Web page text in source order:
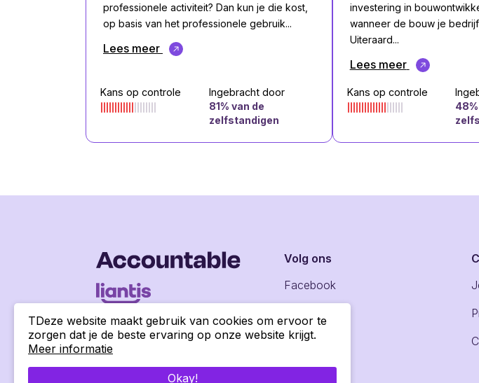
professionele activiteit? Dan kun je die kost,
op basis van het professionele gebruik...
Lees meer
Kans op controle
Ingebracht door
81% van de
zelfstandigen
investering in
wanneer de bouw je
Uiteraard...
Lees meer
Kans op controle
48
Volg ons
Facebook
LinkedIn
TDeze website maakt gebruik van cookies om ervoor te
zorgen dat je de beste ervaring op onze website krijgt.
Meer informatie
Okay!